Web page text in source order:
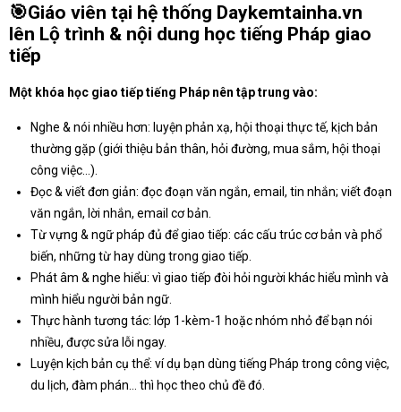
🎯Giáo viên tại hệ thống Daykemtainha.vn
lên Lộ trình & nội dung học tiếng Pháp giao
tiếp
Một khóa học giao tiếp tiếng Pháp nên tập trung vào:
Nghe & nói nhiều hơn: luyện phản xạ, hội thoại thực tế, kịch bản
thường gặp (giới thiệu bản thân, hỏi đường, mua sắm, hội thoại
công việc…).
Đọc & viết đơn giản: đọc đoạn văn ngắn, email, tin nhắn; viết đoạn
văn ngắn, lời nhắn, email cơ bản.
Từ vựng & ngữ pháp đủ để giao tiếp: các cấu trúc cơ bản và phổ
biến, những từ hay dùng trong giao tiếp.
Phát âm & nghe hiểu: vì giao tiếp đòi hỏi người khác hiểu mình và
mình hiểu người bản ngữ.
Thực hành tương tác: lớp 1-kèm-1 hoặc nhóm nhỏ để bạn nói
nhiều, được sửa lỗi ngay.
Luyện kịch bản cụ thể: ví dụ bạn dùng tiếng Pháp trong công việc,
du lịch, đàm phán… thì học theo chủ đề đó.